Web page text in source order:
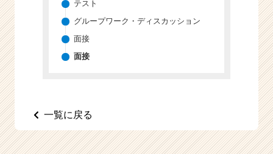
ャ
テスト
グループワーク・ディスカッション
面接
面接
一覧に戻る